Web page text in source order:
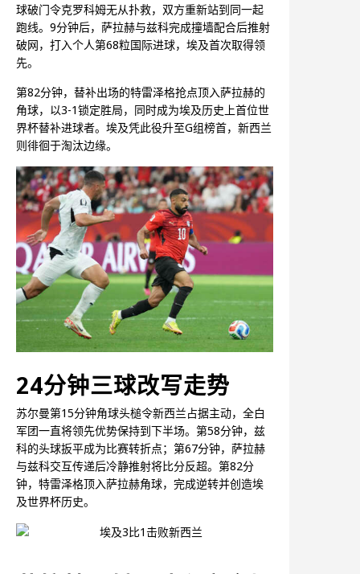
球破门令克罗科姆无从扑救，双方重新站到同一起
跑线。9分钟后，萨拉赫与兹科完成撞墙配合后推射
破网，打入个人第68粒国际进球，埃及首次取得领
先。
第82分钟，替补出场的特雷泽格抢点顶入萨拉赫的
角球，以3-1锁定胜局，同时成为埃及历史上首位世
界杯替补进球者。埃及凭此役升至G组榜首，新西兰
则徘徊于淘汰边缘。
24分钟三球改写走势
苏尔曼第15分钟角球头槌令新西兰占据主动，全白
军团一直将领先优势保持到下半场。第58分钟，兹
科的头球扳平成为比赛转折点；第67分钟，萨拉赫
与兹科交互传递后冷静推射将比分反超。第82分
钟，特雷泽格顶入萨拉赫角球，完成逆转并创造埃
及世界杯历史。